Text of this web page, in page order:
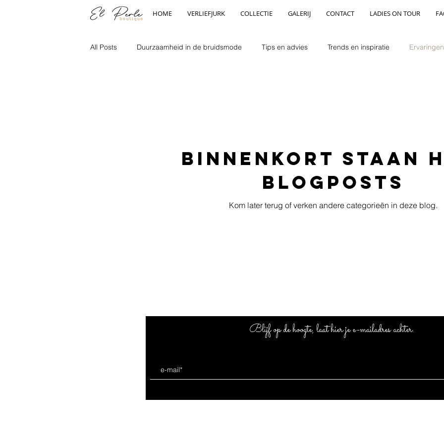
HOME VERLIEFJURK COLLECTIE GALERIJ CONTACT LADIES ON TOUR
All Posts Duurzaamheid in de bruidsmode Tips en advies Trends en inspiratie
Binnenkort staan
blogposts
Kom later terug of verken andere categorieën in deze blog.
Blijf op de hoogte, laat hier je e-mailadres achter.